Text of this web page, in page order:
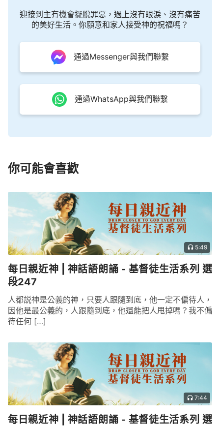
迎接到主有機會擺脫罪惡，過上沒有眼淚、沒有痛苦
的美好生活。你願意和家人接受神的祝福嗎？
通過Messenger與我們聯繫
通過WhatsApp與我們聯繫
你可能會喜歡
5:49
每日親近神 | 神話語朗誦 - 基督徒生活系列 選
段247
人都説神是公義的神，只要人跟隨到底，他一定不偏待人，
因他是最公義的，人跟隨到底，他還能把人甩掉嗎？我不偏
待任何 […]
7:44
每日親近神 | 神話語朗誦 - 基督徒生活系列 選